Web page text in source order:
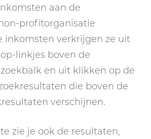
aan de
profitorganisatie
inkomsten verkrijgen ze uit
linkjes boven de
en uit klikken op de
die boven de
verschijnen.
zie je ook de resultaten,